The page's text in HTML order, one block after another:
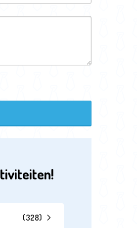
(328)